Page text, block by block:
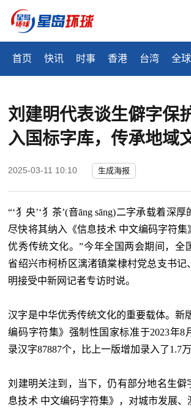
首页 快讯 时事 香港 台湾 全球
刘建明代表谈生僻字保
入国标字库，传承地域
2025-03-11 10:10 生成海报
“‘犭央’‘犭茶’(音āng sāng)二字承载着深
尽快将其纳入《信息技术 中文编码字符集
优秀传统文化。”今年全国两会期间，全
省绍兴市柯桥区漓渚镇棠棣村党总支书记
明接受中新网记者专访时说。
汉字是中华优秀传统文化的重要载体。新
编码字符集》强制性国家标准于2023年8
录汉字87887个，比上一版增加录入了1.7
刘建明关注到，当下，仍有部分地名生僻
息技术 中文编码字符集》，对城市发展